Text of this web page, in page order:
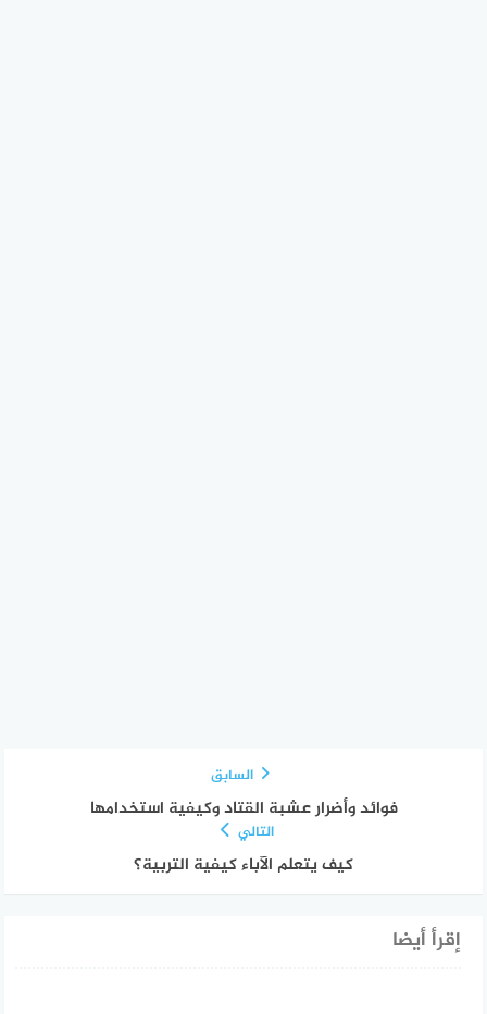
السابق
فوائد وأضرار عشبة القتاد وكيفية استخدامها
التالي
كيف يتعلم الآباء كيفية التربية؟
إقرأ أيضا